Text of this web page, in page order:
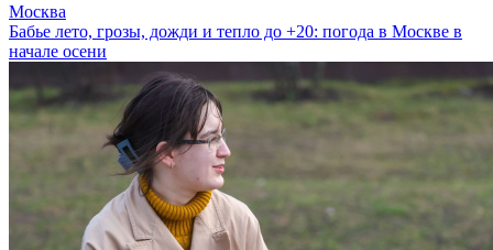
Москва
Бабье лето, грозы, дожди и тепло до +20: погода в Москве в
начале осени